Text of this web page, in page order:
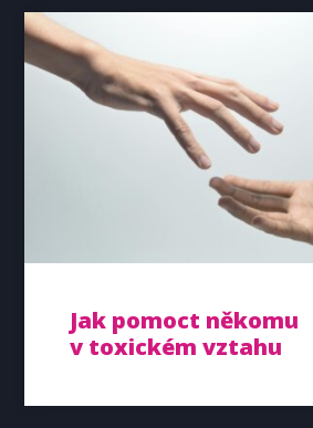
Jak pomoct někomu
v toxickém vztahu